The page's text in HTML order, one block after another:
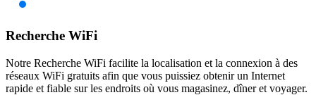
Recherche WiFi
Notre Recherche WiFi facilite la localisation et la connexion à des
réseaux WiFi gratuits afin que vous puissiez obtenir un Internet
rapide et fiable sur les endroits où vous magasinez, dîner et voyager.